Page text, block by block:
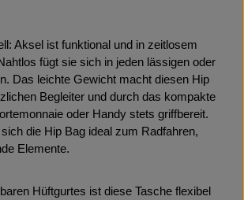
Aksel ist funktional und in zeitlosem
fügt sie sich in jeden lässigen oder
Das leichte Gewicht macht diesen Hip
Begleiter und durch das kompakte
oder Handy stets griffbereit.
die Hip Bag ideal zum Radfahren,
Elemente.
Hüftgurtes ist diese Tasche flexibel